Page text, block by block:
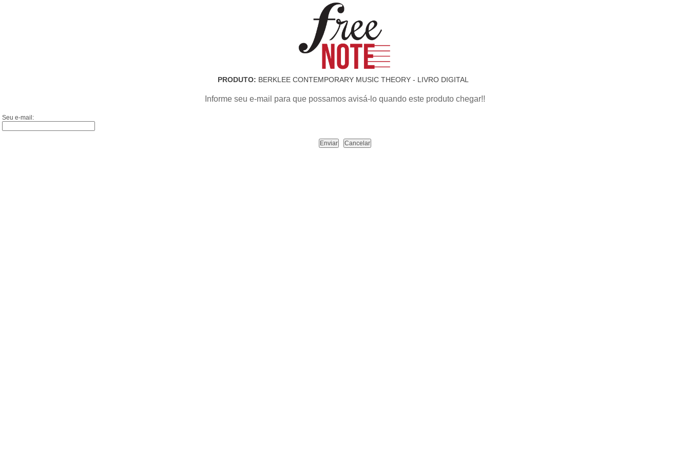
PRODUTO: BERKLEE CONTEMPORARY MUSIC THEORY - LIVRO DIGITAL
Informe seu e-mail para que possamos avisá-lo quando este produto chegar!!
Seu e-mail: